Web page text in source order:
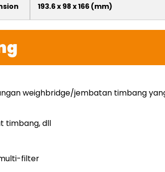
193.6 x 98 x 166 (mm)
weighbridge/jembatan timbang
timbang, dll
filter